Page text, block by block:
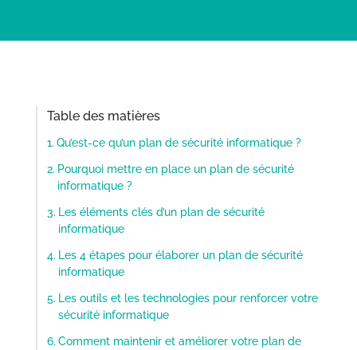
Table des matières
Qu’est-ce qu’un plan de sécurité informatique ?
Pourquoi mettre en place un plan de sécurité
informatique ?
Les éléments clés d’un plan de sécurité
informatique
Les 4 étapes pour élaborer un plan de sécurité
informatique
Les outils et les technologies pour renforcer votre
sécurité informatique
Comment maintenir et améliorer votre plan de